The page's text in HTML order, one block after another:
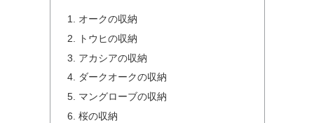
オークの収納
トウヒの収納
アカシアの収納
ダークオークの収納
マングローブの収納
桜の収納